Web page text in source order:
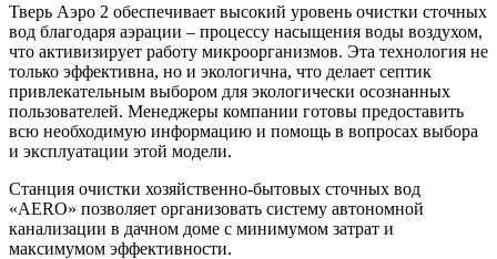
Тверь Аэро 2 обеспечивает высокий уровень очистки сточных
вод благодаря аэрации – процессу насыщения воды воздухом,
что активизирует работу микроорганизмов. Эта технология не
только эффективна, но и экологична, что делает септик
привлекательным выбором для экологически осознанных
пользователей. Менеджеры компании готовы предоставить
всю необходимую информацию и помощь в вопросах выбора
и эксплуатации этой модели.
Станция очистки хозяйственно-бытовых сточных вод
«AERO» позволяет организовать систему автономной
канализации в дачном доме с минимумом затрат и
максимумом эффективности.